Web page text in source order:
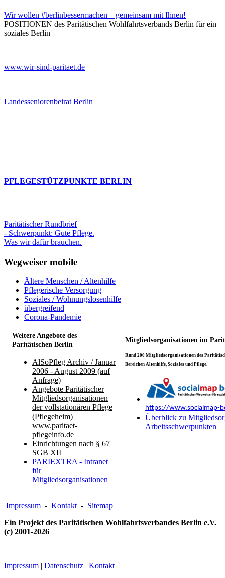
Wir wollen #berlinbessermachen – gemeinsam mit Ihnen!
POSITIONEN des Paritätischen Wohlfahrtsverbands Berlin für ein
soziales Berlin
www.wir-sind-paritaet.de
Landesseniorenbeirat Berlin
PFLEGESTÜTZPUNKTE BERLIN
Paritätischer Rundbrief
- Schwerpunkt: Gute Pflege.
Was wir dafür brauchen.
Wegweiser mobile
Ältere Menschen / Altenhilfe
Pflegerische Versorgung
Soziales / Wohnungslosenhilfe
übergreifend
Corona-Pandemie
Weitere Angebote des
Paritätischen Berlin
Mitgliedsorganisationen im
AlSoPfleg Archiv / Januar
2006 - August 2009 (auf
Anfrage)
Angebote Paritätischer
Mitgliedsorganisationen
der vollstationären Pflege
(Pflegeheim)
www.paritaet-
pflegeinfo.de
Einrichtungen nach § 67
SGB XII
PARIEXTRA - Intranet
für
Mitgliedsorganisationen
Rund 200 Mitgliedsorganisationen des
Bereichen Altenhilfe, Soziales und Pflege.
https://www.socialmap-
Überblick zu
Arbeitsschwerpunkten
Impressum - Kontakt - Sitemap
Ein Projekt des Paritätischen Wohlfahrtsverbandes Berlin e.V.
(c) 2001-2026
Impressum | Datenschutz | Kontakt